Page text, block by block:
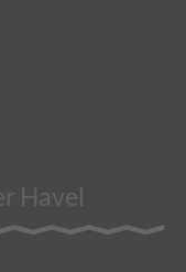
Havel